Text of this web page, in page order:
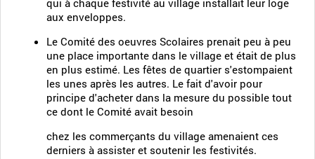
aux enveloppes.
Le Comité des oeuvres Scolaires prenait peu à peu
une place importante dans le village et était de plus
en plus estimé. Les fêtes de quartier s'estompaient
les unes après les autres. Le fait d'avoir pour
principe d'acheter dans la mesure du possible tout
ce dont le Comité avait besoin
chez les commerçants du village amenaient ces
derniers à assister et soutenir les festivités.